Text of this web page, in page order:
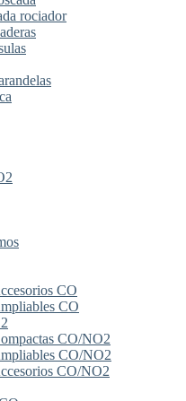
rociador
CO
CO
CO/NO2
CO/NO2
CO/NO2